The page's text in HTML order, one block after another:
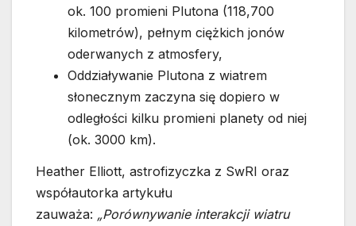
ok. 100 promieni Plutona (118,700
kilometrów), pełnym ciężkich jonów
oderwanych z atmosfery,
Oddziaływanie Plutona z wiatrem
słonecznym zaczyna się dopiero w
odległości kilku promieni planety od niej
(ok. 3000 km).
Heather Elliott, astrofizyczka z SwRI oraz
współautorka artykułu
zauważa: „Porównywanie interakcji wiatru